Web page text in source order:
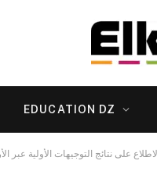
EDUCATION DZ